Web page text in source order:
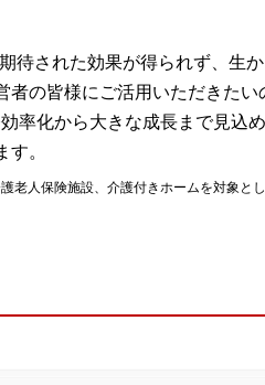
待された効果が得られず、生
者の皆様にご活用いただきた
率化から大きな成長まで見込
。
老人保険施設、介護付きホームを対象とし